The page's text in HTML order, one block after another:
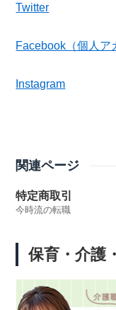
Twitter
Facebook（個人ア
Instagram
関連ページ
特定商取引
今時流の転職
保育・介護